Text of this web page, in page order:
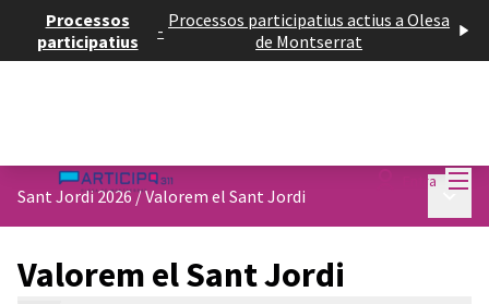
Processos
participatius
- Processos participatius actius a Olesa
de Montserrat
Entra
Sant Jordi 2026 /Valorem el Sant Jordi
Valorem el Sant Jordi